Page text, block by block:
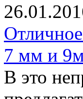
7 мм и
В это